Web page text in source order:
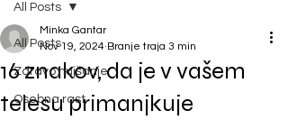
All Posts
Zdravo hujšanje
Osebna rast
All Posts
16 znakov, da je v vašem
telesu primanjkuje
Minka Gantar
Nov 19, 2024 Branje traja 3 min